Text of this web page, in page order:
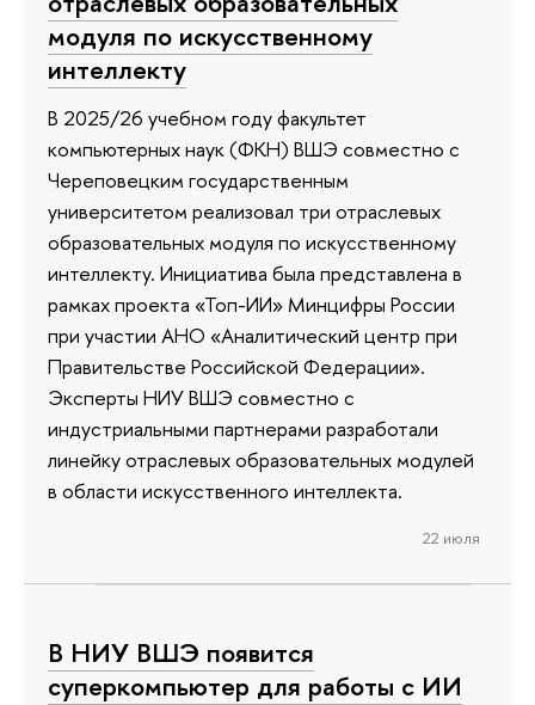
модуля по искусственному
интеллекту
В 2025/26 учебном году факультет
компьютерных наук (ФКН) ВШЭ совместно с
Череповецким государственным
университетом реализовал три отраслевых
образовательных модуля по искусственному
интеллекту. Инициатива была представлена в
рамках проекта «Топ-ИИ» Минцифры России
при участии АНО «Аналитический центр при
Правительстве Российской Федерации».
Эксперты НИУ ВШЭ совместно с
индустриальными партнерами разработали
линейку отраслевых образовательных модулей
в области искусственного интеллекта.
22 июля
В НИУ ВШЭ появится
суперкомпьютер для работы с ИИ